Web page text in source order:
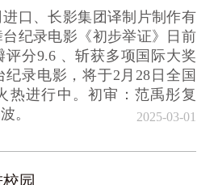
口、长影集团译制片制作有
纪录电影《初步举证》日前
分9.6 、斩获多项国际大奖
录电影，将于2月28日全国
热进行中。初审：范禹彤复
。
2025-03-01
园